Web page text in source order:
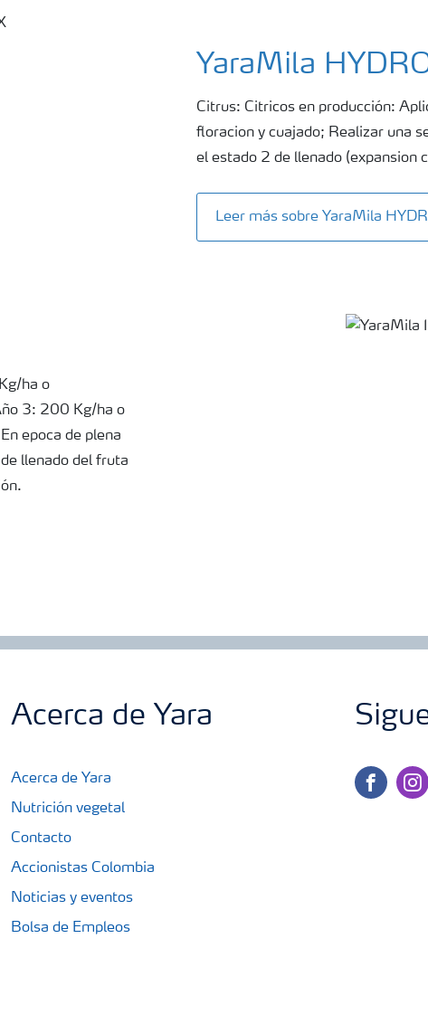
YaraMila
Citrus: Citricos en producción:
floracion y cuajado; Realizar una
el estado 2 de llenado (expansion
Leer más sobre YaraMila
ha o
3: 200 Kg/ha o
epoca de plena
llenado del fruta
Acerca de Yara
Acerca de Yara
Nutrición vegetal
Contacto
Accionistas Colombia
Noticias y eventos
Bolsa de Empleos
facebook